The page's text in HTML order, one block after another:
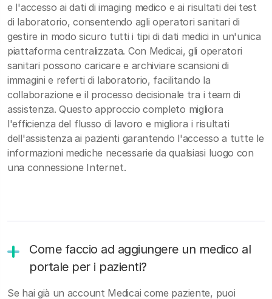
e l'accesso ai dati di imaging medico e ai risultati dei test
di laboratorio, consentendo agli operatori sanitari di
gestire in modo sicuro tutti i tipi di dati medici in un'unica
piattaforma centralizzata. Con Medicai, gli operatori
sanitari possono caricare e archiviare scansioni di
immagini e referti di laboratorio, facilitando la
collaborazione e il processo decisionale tra i team di
assistenza. Questo approccio completo migliora
l'efficienza del flusso di lavoro e migliora i risultati
dell'assistenza ai pazienti garantendo l'accesso a tutte le
informazioni mediche necessarie da qualsiasi luogo con
una connessione Internet.
Come faccio ad aggiungere un medico al
portale per i pazienti?
Se hai già un account Medicai come paziente, puoi